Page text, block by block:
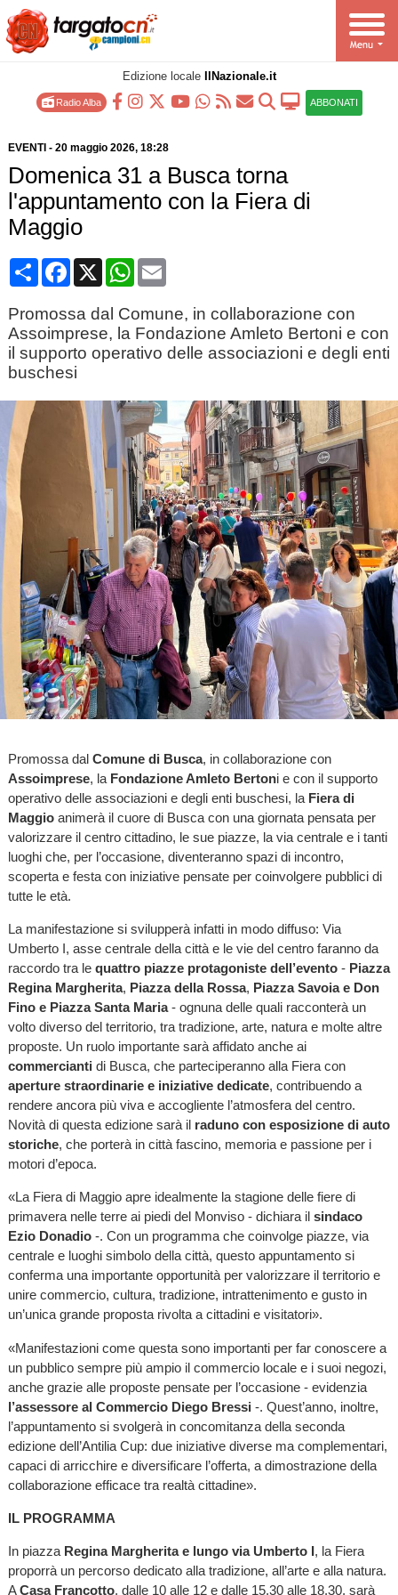
Edizione locale IlNazionale.it
Radio Alba ABBONATI
EVENTI - 20 maggio 2026, 18:28
Domenica 31 a Busca torna
l'appuntamento con la Fiera di
Maggio
CondividiFacebook
X WhatsApp
Email
Promossa dal Comune, in collaborazione con
Assoimprese, la Fondazione Amleto Bertoni e con
il supporto operativo delle associazioni e degli enti
buschesi
Promossa dal Comune di Busca, in collaborazione con
Assoimprese, la Fondazione Amleto Bertoni e con il supporto
operativo delle associazioni e degli enti buschesi, la Fiera di
Maggio animerà il cuore di Busca con una giornata pensata per
valorizzare il centro cittadino, le sue piazze, la via centrale e i tanti
luoghi che, per l’occasione, diventeranno spazi di incontro,
scoperta e festa con iniziative pensate per coinvolgere pubblici di
tutte le età.
La manifestazione si svilupperà infatti in modo diffuso: Via
Umberto I, asse centrale della città e le vie del centro faranno da
raccordo tra le quattro piazze protagoniste dell’evento- Piazza
Regina Margherita, Piazza della Rossa, Piazza Savoia e Don
Fino e Piazza Santa Maria- ognuna delle quali racconterà un
volto diverso del territorio, tra tradizione, arte, natura e molte altre
proposte. Un ruolo importante sarà affidato anche ai
commercianti di Busca, che parteciperanno alla Fiera con
aperture straordinarie e iniziative dedicate, contribuendo a
rendere ancora più viva e accogliente l’atmosfera del centro.
Novità di questa edizione sarà il raduno con esposizione di auto
storiche, che porterà in città fascino, memoria e passione per i
motori d’epoca.
«La Fiera di Maggio apre idealmente la stagione delle fiere di
primavera nelle terre ai piedi del Monviso - dichiara il sindaco
Ezio Donadio-. Con un programma che coinvolge piazze, via
centrale e luoghi simbolo della città, questo appuntamento si
conferma una importante opportunità per valorizzare il territorio e
unire commercio, cultura, tradizione, intrattenimento e gusto in
un’unica grande proposta rivolta a cittadini e visitatori».
«Manifestazioni come questa sono importanti per far conoscere a
un pubblico sempre più ampio il commercio locale e i suoi negozi,
anche grazie alle proposte pensate per l’occasione - evidenzia
l’assessore al Commercio Diego Bressi -. Quest’anno, inoltre,
l’appuntamento si svolgerà in concomitanza della seconda
edizione dell’Antilia Cup: due iniziative diverse ma complementari,
capaci di arricchire e diversificare l’offerta, a dimostrazione della
collaborazione efficace tra realtà cittadine».
IL PROGRAMMA
In piazza Regina Margherita e lungo via Umberto I, la Fiera
proporrà un percorso dedicato alla tradizione, all’arte e alla natura.
ACasa Francotto, dalle 10 alle 12 e dalle 15.30 alle 18.30, sarà